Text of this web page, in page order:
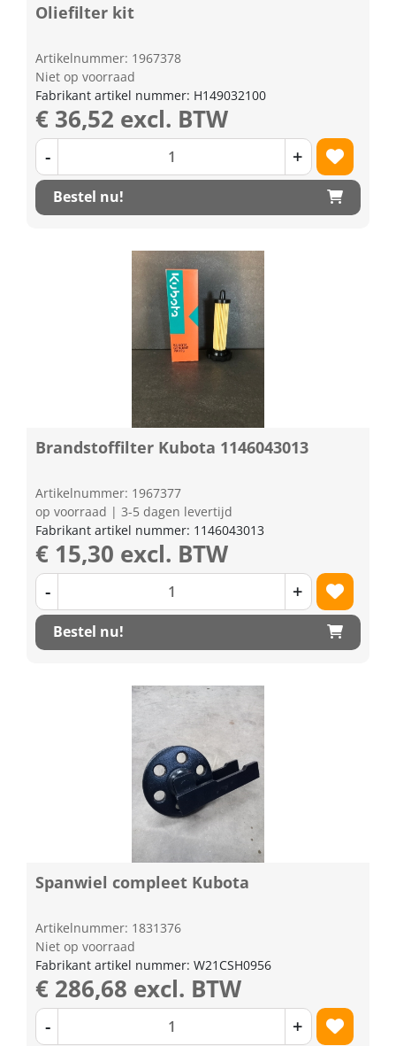
Oliefilter kit
Artikelnummer: 1967378
Niet op voorraad
Fabrikant artikel nummer: H149032100
€ 36,52 excl. BTW
- +
Bestel nu!
Brandstoffilter Kubota 1146043013
Artikelnummer: 1967377
op voorraad | 3-5 dagen levertijd
Fabrikant artikel nummer: 1146043013
€ 15,30 excl. BTW
- +
Bestel nu!
Spanwiel compleet Kubota
Artikelnummer: 1831376
Niet op voorraad
Fabrikant artikel nummer: W21CSH0956
€ 286,68 excl. BTW
- +